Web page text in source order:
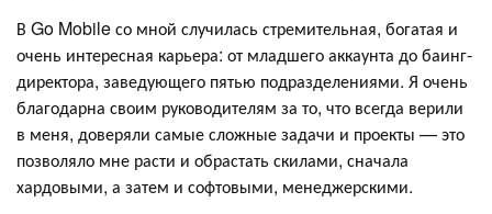
В Go Mobile со мной случилась стремительная, богатая и
очень интересная карьера: от младшего аккаунта до баинг-
директора, заведующего пятью подразделениями. Я очень
благодарна своим руководителям за то, что всегда верили
в меня, доверяли самые сложные задачи и проекты — это
позволяло мне расти и обрастать скилами, сначала
хардовыми, а затем и софтовыми, менеджерскими.